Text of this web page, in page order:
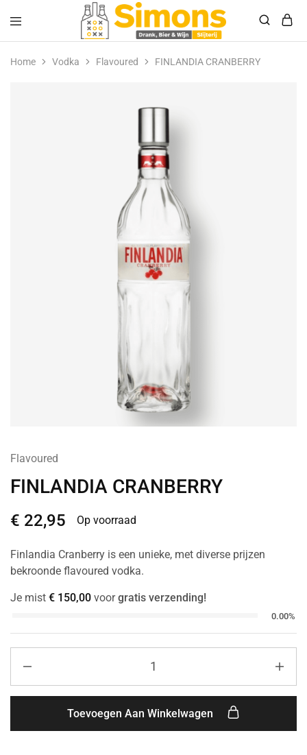
Simonsdrank.nl
Drank,
Bier
&
Home Vodka Flavoured FINLANDIA CRANBERRY
Flavoured
FINLANDIA CRANBERRY
€ 22,95 Op voorraad
Finlandia Cranberry is een unieke, met diverse prijzen
bekroonde flavoured vodka.
Je mist € 150,00 voorgratis verzending!
0.00%
Toevoegen Aan Winkelwagen